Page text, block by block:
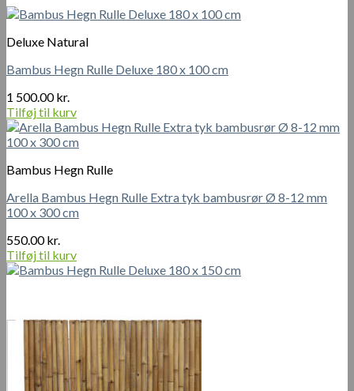
og
H150
x
L
cm
med
Ø
3,5
5
antal
Deluxe Natural
Bambus Hegn Rulle Deluxe 180 x 100 cm
1 500.00kr.
Tilføj til kurv
Bambus Hegn Rulle
Arella Bambus Hegn Rulle Extra tyk bambusrør Ø 8-12 mm
100 x 300 cm
550.00kr.
Tilføj til kurv